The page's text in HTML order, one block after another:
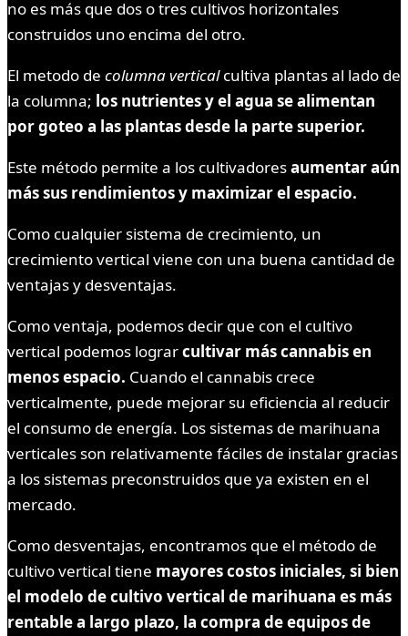
no es más que dos o tres cultivos horizontales
construidos uno encima del otro.
El metodo de columna verticalcultiva plantas al lado de
la columna; los nutrientes y el agua se alimentan
por goteo a las plantas desde la parte superior.
Este método permite a los cultivadoresaumentar aún
más sus rendimientos y maximizar el espacio.
Como cualquier sistema de crecimiento, un
crecimiento vertical viene con una buena cantidad de
ventajas y desventajas.
Como ventaja, podemos decir que con el cultivo
vertical podemos lograrcultivar más cannabis en
menos espacio. Cuando el cannabis crece
verticalmente, puede mejorar su eficiencia al reducir
el consumo de energía. Los sistemas de marihuana
verticales son relativamente fáciles de instalar gracias
a los sistemas preconstruidos que ya existen en el
mercado.
Como desventajas, encontramos que el método de
cultivo vertical tiene mayores costos iniciales, si bien
el modelo de cultivo vertical de marihuana es más
rentable a largo plazo, la compra de equipos de